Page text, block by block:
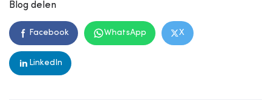
Blog delen
Facebook WhatsApp X
LinkedIn